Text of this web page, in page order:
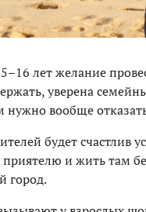
лет желание
уверена
нужно вообще
будет счастлив
приятелю и жить там
город.